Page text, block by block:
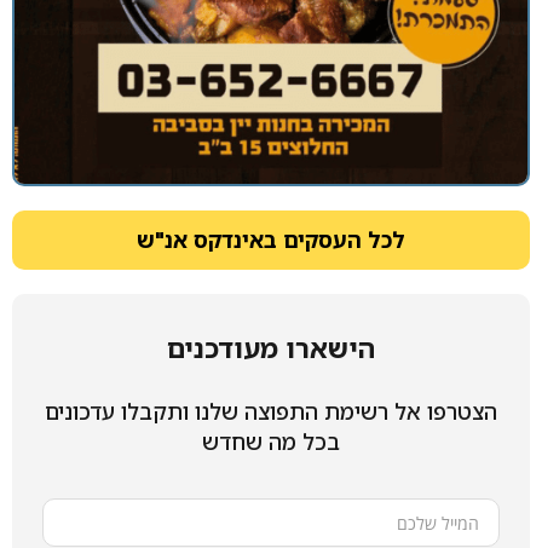
לכל העסקים באינדקס אנ"ש
הישארו מעודכנים
הצטרפו אל רשימת התפוצה שלנו ותקבלו עדכונים
בכל מה שחדש